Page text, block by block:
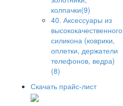
колпачки(9)
40. Аксессуары из
высококачественного
силикона (коврики,
оплетки, держатели
телефонов, ведра)
(8)
Скачать прайс-лист